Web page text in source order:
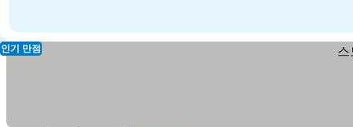
인기 만점